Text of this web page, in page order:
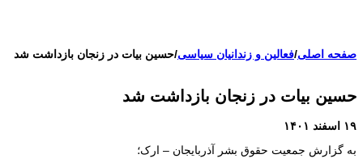
صفحه اصلی/فعالین و زندانیان سیاسی/حسین بیات در زنجان بازداشت شد
حسین بیات در زنجان بازداشت شد
۱۹ اسفند ۱۴۰۱
به گزارش جمعیت حقوق بشر آذربایجان – ارک؛